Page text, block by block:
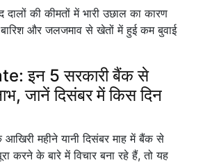
की कीमतों में भारी उछाल का कारण
और जलजमाव से खेतों में हुई कम बुवाई
इन 5 सरकारी बैंक से
जानें दिसंबर में किस दिन
महीने यानी दिसंबर माह में बैंक से
करने के बारे में विचार बना रहे हैं, तो यह